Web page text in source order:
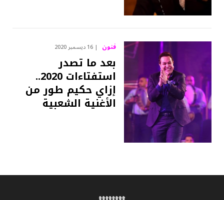
فنون 16 ديسمبر 2020
بعد ما تصدر
استفتاءات 2020..
إزاي حكيم طور من
الأغنية الشعبية